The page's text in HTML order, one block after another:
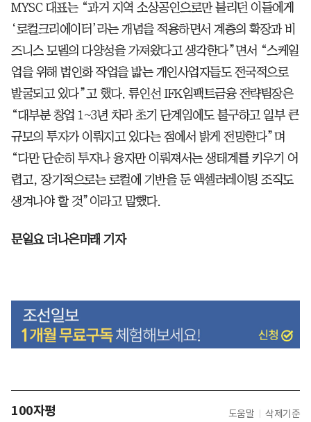
MYSC 대표는 “과거 지역 소상공인으로만 불리던 이들에게
‘로컬크리에이터’라는 개념을 적용하면서 계층의 확장과 비
즈니스 모델의 다양성을 가져왔다고 생각한다”면서 “스케일
업을 위해 법인화 작업을 밟는 개인사업자들도 전국적으로
발굴되고 있다”고 했다. 류인선 IFK임팩트금융 전략팀장은
“대부분 창업 1~3년 차라 초기 단계임에도 불구하고 일부 큰
규모의 투자가 이뤄지고 있다는 점에서 밝게 전망한다”며
“다만 단순히 투자나 융자만 이뤄져서는 생태계를 키우기 어
렵고, 장기적으로는 로컬에 기반을 둔 액셀러레이팅 조직도
생겨나야 할 것”이라고 말했다.
문일요 더나은미래 기자
100자평 도움말 삭제기준